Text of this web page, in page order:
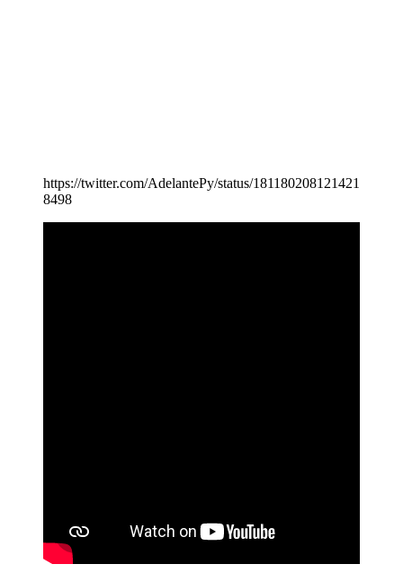
https://twitter.com/AdelantePy/status/181180208121421
8498